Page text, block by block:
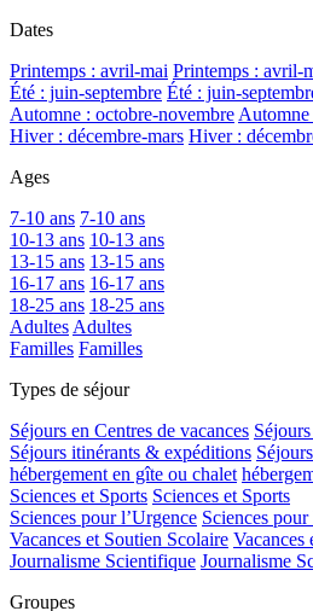
Dates
Printemps : avril-mai Printemps : avril-
Été : juin-septembre Été : juin-
Automne : octobre-novembre
Hiver : décembre-mars Hiver :
Ages
7-10 ans 7-10 ans
10-13 ans 10-13 ans
13-15 ans 13-15 ans
16-17 ans 16-17 ans
18-25 ans 18-25 ans
Adultes Adultes
Familles Familles
Types de séjour
Séjours en Centres de vacances
Séjours itinérants & expéditions
hébergement en gîte ou chalet
Sciences et Sports Sciences et Sports
Sciences pour l’Urgence Sciences
Vacances et Soutien Scolaire Vacances
Journalisme Scientifique Journalisme
Groupes